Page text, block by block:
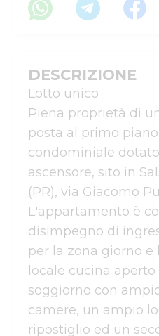
DESCRIZIONE
Lotto unico
Piena proprietà di
posta al primo
condominiale
ascensore, sito in
(PR), via Giacomo
L'appartamento è
disimpegno di
per la zona giorno e
locale cucina
soggiorno con
camere, un ampio
ripostiglio ed un